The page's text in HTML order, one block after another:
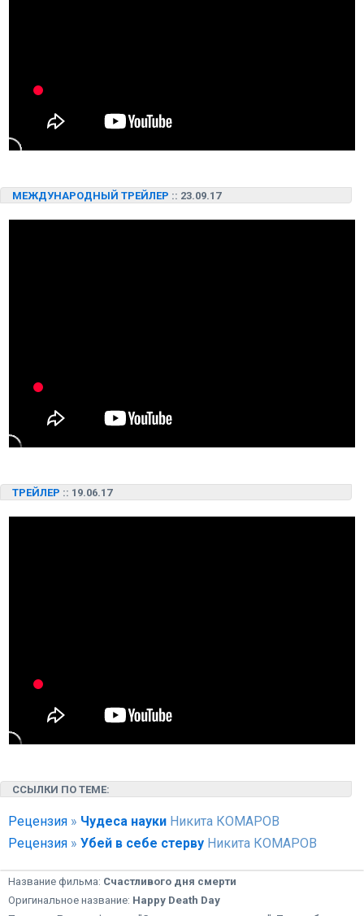
МЕЖДУНАРОДНЫЙ ТРЕЙЛЕР :: 23.09.17
ТРЕЙЛЕР :: 19.06.17
ССЫЛКИ ПО ТЕМЕ:
Рецензия » Чудеса науки Никита КОМАРОВ
Рецензия » Убей в себе стерву Никита КОМАРОВ
Название фильма: Счастливого дня смерти
Оригинальное название: Happy Death Day